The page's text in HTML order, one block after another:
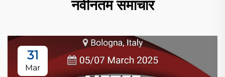
नवीनतम समाचार
31
Mar